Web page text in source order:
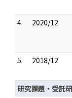
4. 2020/12
5. 2018/12
研究課題・受託